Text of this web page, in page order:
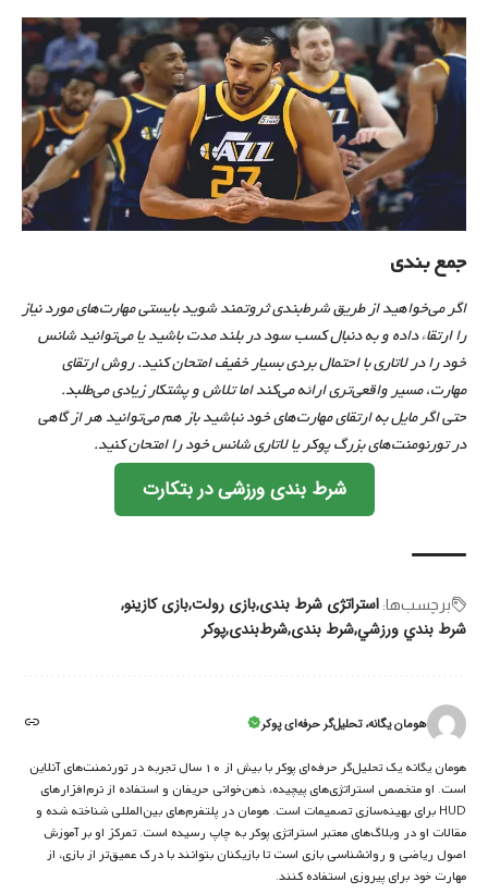
جمع بندی
اگر می‌خواهید از طریق شرط‌بندی ثروتمند شوید بایستی مهارت‌های مورد نیاز
را ارتقاء داده و به دنبال کسب سود در بلند مدت باشید یا می‌توانید شانس
خود را در لاتاری با احتمال بردی بسیار خفیف امتحان کنید. روش ارتقای
مهارت، مسیر واقعی‌تری ارائه می‌کند اما تلاش و پشتکار زیادی می‌طلبد.
حتی اگر مایل به ارتقای مهارت‌های خود نباشید باز هم می‌توانید هر از گاهی
در تورنومنت‌های بزرگ پوکر یا لاتاری شانس خود را امتحان کنید.
شرط بندی ورزشی در بتکارت
برچسب‌‌ها: استراتژی شرط بندیبازی رولتبازی کازینو
شرط بندي ورزشيشرط بندیشرط‌بندیپوکر
هومان یگانه، تحلیل‌گر حرفه‌ای پوکر
هومان یگانه یک تحلیل‌گر حرفه‌ای پوکر با بیش از ۱۰ سال تجربه در تورنمنت‌های آنلاین
است. او متخصص استراتژی‌های پیچیده، ذهن‌خوانی حریفان و استفاده از نرم‌افزارهای
HUD برای بهینه‌سازی تصمیمات است. هومان در پلتفرم‌های بین‌المللی شناخته شده و
مقالات او در وبلاگ‌های معتبر استراتژی پوکر به چاپ رسیده است. تمرکز او بر آموزش
اصول ریاضی و روانشناسی بازی است تا بازیکنان بتوانند با درک عمیق‌تر از بازی، از
مهارت خود برای پیروزی استفاده کنند.